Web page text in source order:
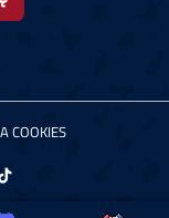
COOKIES